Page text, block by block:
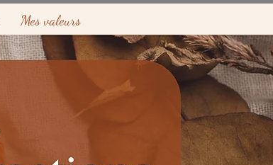
Mes valeurs